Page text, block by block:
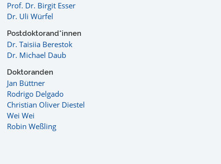
Prof. Dr. Birgit Esser
Dr. Uli Würfel
Postdoktorand*innen
Dr. Taisiia Berestok
Dr. Michael Daub
Doktoranden
Jan Büttner
Rodrigo Delgado
Christian Oliver Diestel
Wei Wei
Robin Weßling